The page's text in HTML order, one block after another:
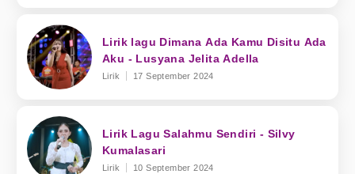
Lirik lagu Dimana Ada Kamu Disitu Ada
Aku - Lusyana Jelita Adella
Lirik 17 September 2024
Lirik Lagu Salahmu Sendiri - Silvy
Kumalasari
Lirik 10 September 2024